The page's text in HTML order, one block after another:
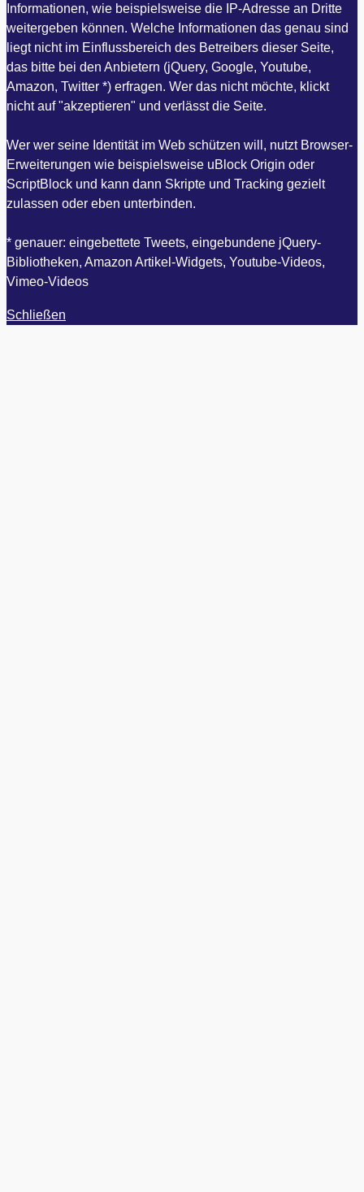
Informationen, wie beispielsweise die IP-Adresse an Dritte
weitergeben können. Welche Informationen das genau sind
liegt nicht im Einflussbereich des Betreibers dieser Seite,
das bitte bei den Anbietern (jQuery, Google, Youtube,
Amazon, Twitter *) erfragen. Wer das nicht möchte, klickt
nicht auf "akzeptieren" und verlässt die Seite.
Wer wer seine Identität im Web schützen will, nutzt Browser-
Erweiterungen wie beispielsweise uBlock Origin oder
ScriptBlock und kann dann Skripte und Tracking gezielt
zulassen oder eben unterbinden.
* genauer: eingebettete Tweets, eingebundene jQuery-
Bibliotheken, Amazon Artikel-Widgets, Youtube-Videos,
Vimeo-Videos
Schließen